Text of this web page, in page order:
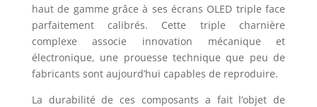
haut de gamme grâce à ses écrans OLED triple face
parfaitement calibrés. Cette triple charnière
complexe associe innovation mécanique et
électronique, une prouesse technique que peu de
fabricants sont aujourd’hui capables de reproduire.
La durabilité de ces composants a fait l’objet de